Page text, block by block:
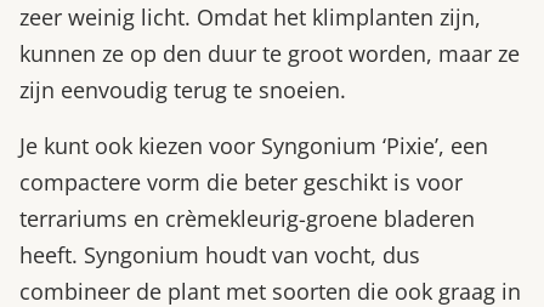
zeer weinig licht. Omdat het klimplanten zijn,
kunnen ze op den duur te groot worden, maar ze
zijn eenvoudig terug te snoeien.
Je kunt ook kiezen voor Syngonium ‘Pixie’, een
compactere vorm die beter geschikt is voor
terrariums en crèmekleurig-groene bladeren
heeft. Syngonium houdt van vocht, dus
combineer de plant met soorten die ook graag in